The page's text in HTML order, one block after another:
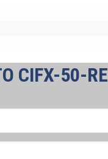
CIFX-50-RE